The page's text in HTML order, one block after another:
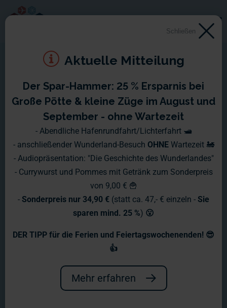
Montag, 14.12. - Sonntag,
20.12.2015
Das Jahr neigt sich dem Ende und im Wunderland kehrt
nach einem sehr aufregenden Jahr auch etwas Ruhe ein.
Schließen
Aktuelle Mitteilung
Der Spar-Hammer: 25 % Ersparnis bei
Große Pötte & kleine Züge im August und
September - ohne Wartezeit
- Abendliche Hafenrundfahrt/Lichterfahrt 🛥️
- anschließender Wunderland-Besuch OHNE Wartezeit 🚂
- Audiopräsentation: "Die Geschichte des Wunderlandes"
- Currywurst und Pommes mit Getränk zum Sonderpreis
von 9,00 € 🍟
- Sonderpreis nur 34,90 € (statt ca. 47,- € einzeln - Sie
sparen mind. 25 %) 😮
DER TIPP für die Ferien und Feiertagswochenenden! 😎
👍
Mehr erfahren